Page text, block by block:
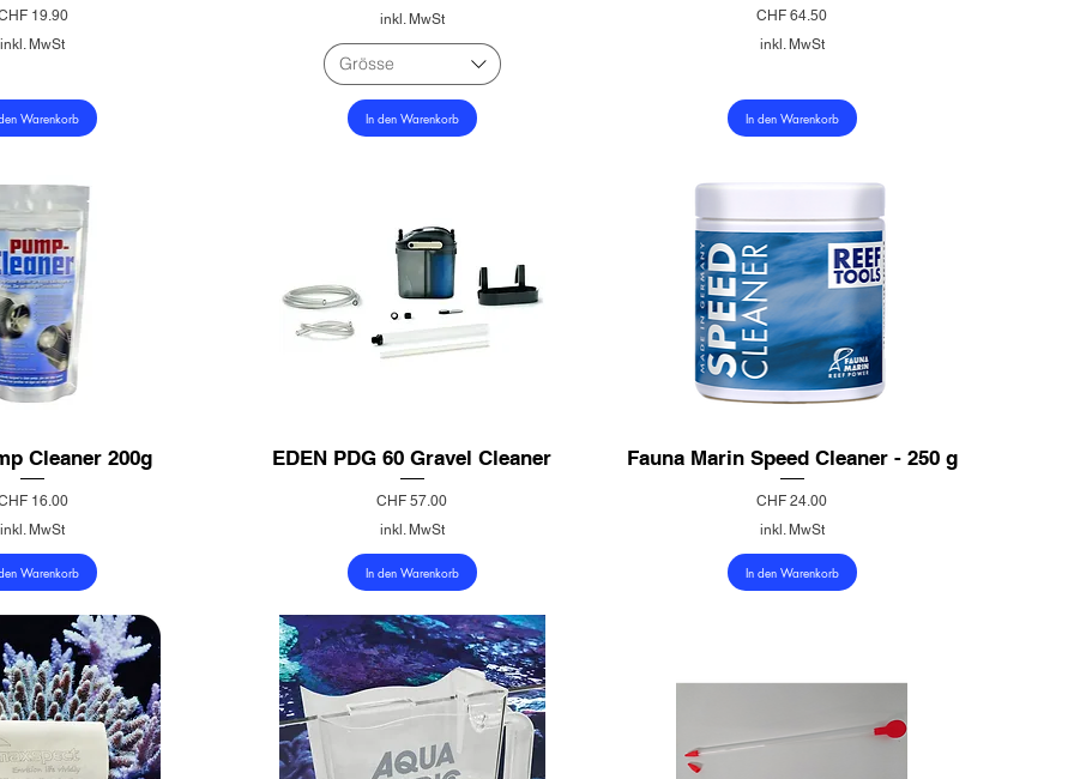
19.90
inkl. MwSt
Warenkorb
inkl. MwSt
Grösse
In den Warenkorb
Preis
CHF 64.50
inkl. MwSt
In den Warenkorb
Cleaner 200g
16.00
inkl. MwSt
Warenkorb
EDEN PDG 60 Gravel Cleaner
Preis
CHF 57.00
inkl. MwSt
In den Warenkorb
Fauna Marin Speed Cleaner - 250 g
Preis
CHF 24.00
inkl. MwSt
In den Warenkorb